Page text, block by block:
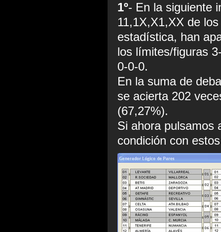
1º- En la siguiente
11,1X,X1,XX de
estadística, han
los límites/figuras
0-0-0.
En la suma de
se acierta 202
(67,27%).
Si ahora pulsamos
condición con